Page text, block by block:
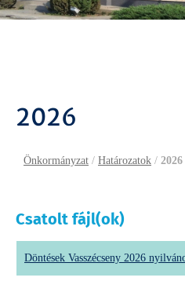
2026
Önkormányzat / Határozatok / 2026
Csatolt fájl(ok)
Döntések Vasszécseny 2026